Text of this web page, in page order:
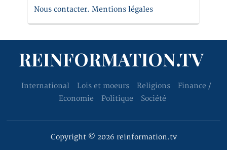
Nous contacter. Mentions légales
REINFORMATION.TV
International Lois et moeurs Religions
Finance /
Economie
Politique Société
Copyright © 2026 reinformation.tv